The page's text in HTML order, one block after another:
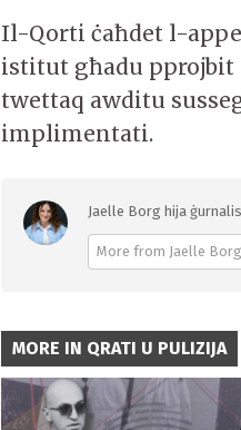
Il-Qorti ċaħdet l-
istitut għadu pprojbit
twettaq awditu
implimentati.
Jaelle Borg hija
More from Jaelle Borg
MORE IN QRATI U PULIZIJA